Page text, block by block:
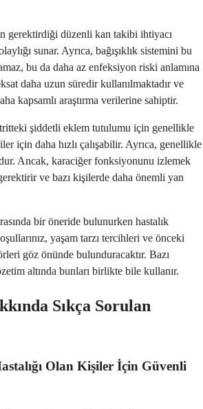
gerektirdiği düzenli kan takibi ihtiyacı
sunar. Ayrıca, bağışıklık sistemini bu
bu da daha az enfeksiyon riski anlamına
daha uzun süredir kullanılmaktadır ve
kapsamlı araştırma verilerine sahiptir.
şiddetli eklem tutulumu için genellikle
için daha hızlı çalışabilir. Ayrıca, genellikle
Ancak, karaciğer fonksiyonunu izlemek
ve bazı kişilerde daha önemli yan
bir öneride bulunurken hastalık
yaşam tarzı tercihleri ve önceki
göz önünde bulunduracaktır. Bazı
altında bunları birlikte bile kullanır.
Sıkça Sorulan
Olan Kişiler İçin Güvenli